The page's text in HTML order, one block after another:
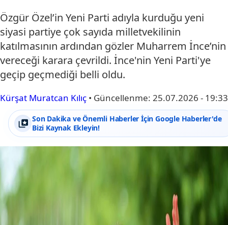
Özgür Özel’in Yeni Parti adıyla kurduğu yeni
siyasi partiye çok sayıda milletvekilinin
katılmasının ardından gözler Muharrem İnce’nin
vereceği karara çevrildi. İnce'nin Yeni Parti'ye
geçip geçmediği belli oldu.
Kürşat Muratcan Kılıç • Güncellenme: 25.07.2026 - 19:33
Son Dakika ve Önemli Haberler İçin Google Haberler'de
Bizi Kaynak Ekleyin!